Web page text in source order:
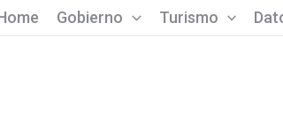
Gobierno Turismo